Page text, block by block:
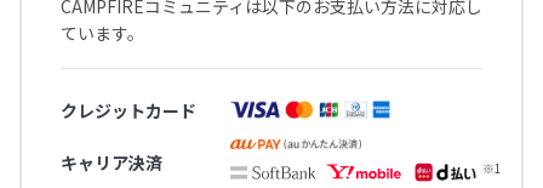
CAMPFIREコミュニティは以下のお支払い方法に対応し
ています。
クレジットカード
キャリア決済